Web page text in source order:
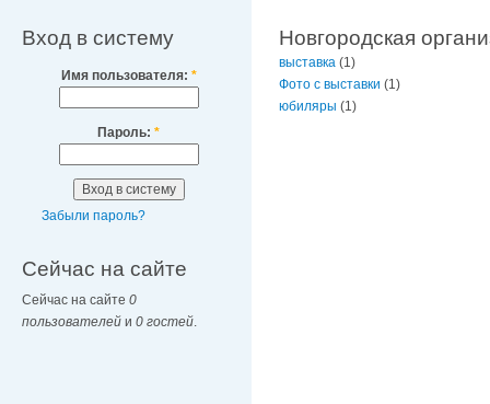
Вход в систему
Имя пользователя: *
Пароль: *
Забыли пароль?
Сейчас на сайте
Сейчас на сайте 0
пользователей и 0 гостей
Новгородская
выставка (1)
Фото с выставки (1)
юбиляры (1)